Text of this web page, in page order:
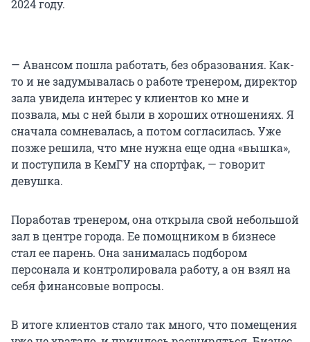
2024 году.
— Авансом пошла работать, без образования. Как-
то и не задумывалась о работе тренером, директор
зала увидела интерес у клиентов ко мне и
позвала, мы с ней были в хороших отношениях. Я
сначала сомневалась, а потом согласилась. Уже
позже решила, что мне нужна еще одна «вышка»,
и поступила в КемГУ на спортфак, — говорит
девушка.
Поработав тренером, она открыла свой небольшой
зал в центре города. Ее помощником в бизнесе
стал ее парень. Она занималась подбором
персонала и контролировала работу, а он взял на
себя финансовые вопросы.
В итоге клиентов стало так много, что помещения